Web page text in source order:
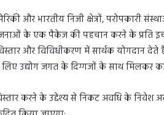
और भारतीय निजी क्षेत्रों, परोपकारी
के एक पैकेज की पहचान करने के प्रति
और विविधीकरण में सार्थक योगदान देते
उद्योग जगत के दिग्गजों के साथ मिलकर
करने के उद्देश्य से निकट अवधि के निवेश